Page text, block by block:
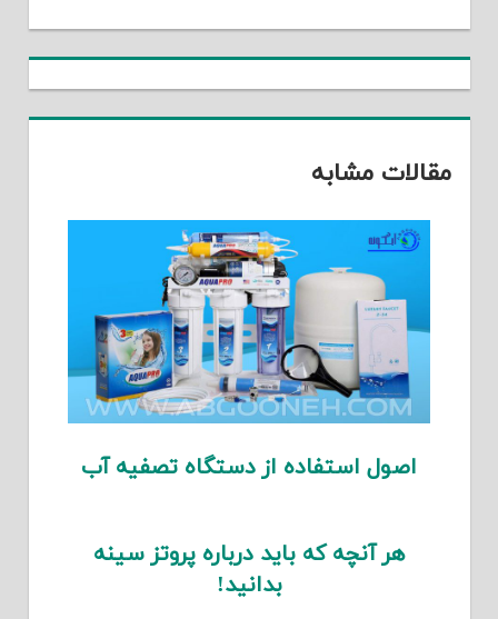
مقالات مشابه
اصول استفاده از دستگاه تصفیه آب
هر آنچه که باید درباره پروتز سینه
بدانید!